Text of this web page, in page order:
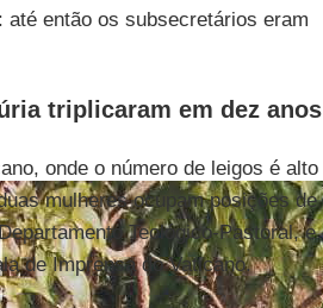
então os subsecretários eram
triplicaram em dez anos
onde o número de leigos é alto
mulheres ocupam posições de
Teológico-Pastoral, e
de Imprensa do Vaticano.